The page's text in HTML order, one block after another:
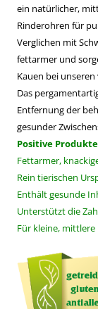
ein natürlicher,
Rinderohren für
Verglichen mit
fettarmer und
Kauen bei
Das
Entfernung der
gesunder
Positive
Fettarmer,
Rein tierischen
Enthält gesunde
Unterstützt die
Für kleine, mittlere